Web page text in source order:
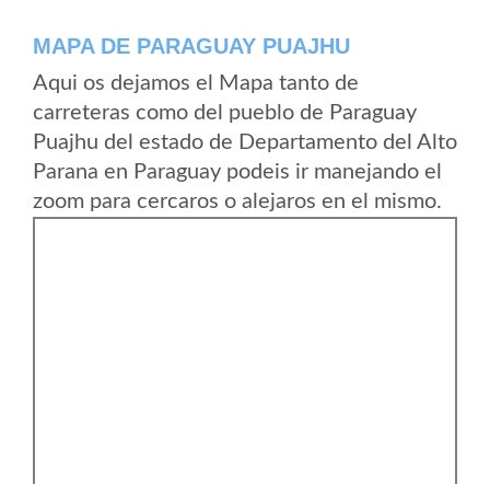
MAPA DE PARAGUAY PUAJHU
Aqui os dejamos el Mapa tanto de
carreteras como del pueblo de Paraguay
Puajhu del estado de Departamento del Alto
Parana en Paraguay podeis ir manejando el
zoom para cercaros o alejaros en el mismo.